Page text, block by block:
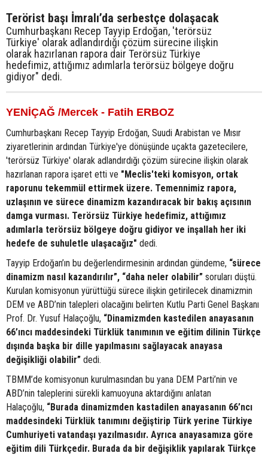
Terörist başı İmralı’da serbestçe dolaşacak
Cumhurbaşkanı Recep Tayyip Erdoğan, 'terörsüz
Türkiye' olarak adlandırdığı çözüm sürecine ilişkin
olarak hazırlanan rapora dair Terörsüz Türkiye
hedefimiz, attığımız adımlarla terörsüz bölgeye doğru
gidiyor" dedi.
YENİÇAĞ /Mercek - Fatih ERBOZ
Cumhurbaşkanı Recep Tayyip Erdoğan, Suudi Arabistan ve Mısır
ziyaretlerinin ardından Türkiye'ye dönüşünde uçakta gazetecilere,
'terörsüz Türkiye' olarak adlandırdığı çözüm sürecine ilişkin olarak
hazırlanan rapora işaret etti ve "Meclis'teki komisyon, ortak
raporunu tekemmül ettirmek üzere. Temennimiz rapora,
uzlaşının ve sürece dinamizm kazandıracak bir bakış açısının
damga vurması. Terörsüz Türkiye hedefimiz, attığımız
adımlarla terörsüz bölgeye doğru gidiyor ve inşallah her iki
hedefe de suhuletle ulaşacağız" dedi.
Tayyip Erdoğan’ın bu değerlendirmesinin ardından gündeme, “sürece
dinamizm nasıl kazandırılır”, “daha neler olabilir” soruları düştü.
Kurulan komisyonun yürüttüğü sürece ilişkin getirilecek dinamizmin
DEM ve ABD’nin talepleri olacağını belirten Kutlu Parti Genel Başkanı
Prof. Dr. Yusuf Halaçoğlu, “Dinamizmden kastedilen anayasanın
66’ıncı maddesindeki Türklük tanımının ve eğitim dilinin Türkçe
dışında başka bir dille yapılmasını sağlayacak anayasa
değişikliği olabilir” dedi.
TBMM’de komisyonun kurulmasından bu yana DEM Parti’nin ve
ABD’nin taleplerini sürekli kamuoyuna aktardığını anlatan
Halaçoğlu, “Burada dinamizmden kastadilen anayasanın 66’ncı
maddesindeki Türklük tanımını değiştirip Türk yerine Türkiye
Cumhuriyeti vatandaşı yazılmasıdır. Ayrıca anayasamıza göre
eğitim dili Türkçedir. Burada da bir değişiklik yapılarak Türkçe